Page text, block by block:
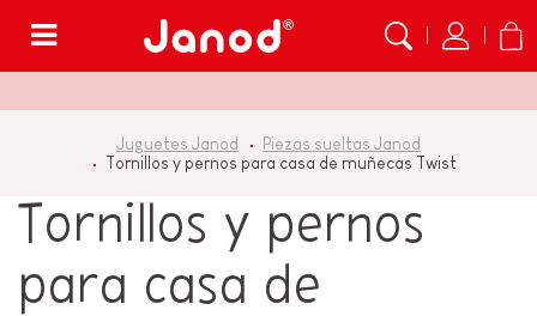
Juguetes Janod
Piezas sueltas Janod
Tornillos y pernos para casa de muñecas Twist
Tornillos y pernos
para casa de